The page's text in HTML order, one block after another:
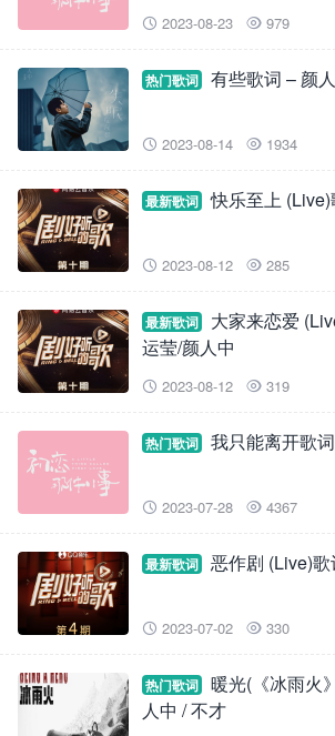
 2023-08-23  979
热门歌词 有些歌词 – 颜
 2023-08-14  1934
最新歌词 快乐至上
 2023-08-12  285
最新歌词
大家来恋爱
运莹/颜人中
 2023-08-12  319
热门歌词 我只能离开歌
 2023-07-28  4367
最新歌词 恶作剧 (Live)
 2023-07-02  330
热门歌词
暖光(《冰雨火
人中 / 不才